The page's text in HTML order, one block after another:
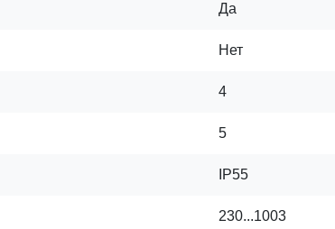
Да
Нет
4
5
IP55
230...1003